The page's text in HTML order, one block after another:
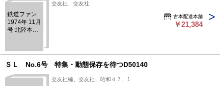
鉄道ファン
1974年 11月
号 北陸本線
交友社、交友社
古本配達本舗
￥21,384
ＳＬ No.6号 特集・動態保存を待つD50140
交友社編、交友社、昭和４７、1